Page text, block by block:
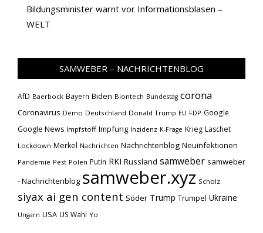
Bildungsminister warnt vor Informationsblasen –
WELT
SAMWEBER – NACHRICHTENBLOG
AfD Baerbock Bayern Biden Biontech Bundestag corona
Coronavirus Demo Deutschland Donald Trump EU FDP Google
Google News Impfstoff Impfung Inzidenz K-Frage Krieg Laschet
Lockdown Merkel Nachrichten Nachrichtenblog Neuinfektionen
Pandemie Pest Polen Putin RKI Russland samweber samweber
- Nachrichtenblog samweber.xyz Scholz
siyax ai gen content Söder Trump Trumpel Ukraine
Ungarn USA US Wahl Yo